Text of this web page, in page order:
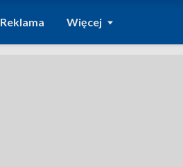
Reklama Więcej